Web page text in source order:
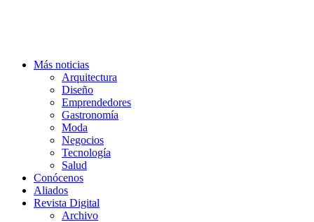
Más noticias
Arquitectura
Diseño
Emprendedores
Gastronomía
Moda
Negocios
Tecnología
Salud
Conócenos
Aliados
Revista Digital
Archivo